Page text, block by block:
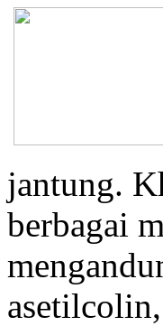
jantung.
berbagai